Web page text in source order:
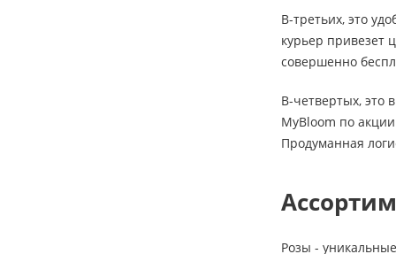
В-третьих, это
курьер привезет
совершенно
В-четвертых, это
MyBloom по
Продуманная
Розы -